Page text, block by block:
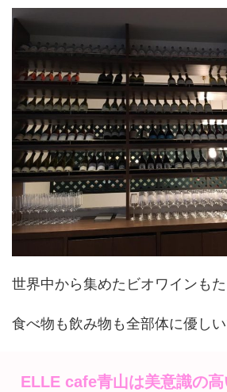
世界中から集めたビオワインもた
食べ物も飲み物も全部体に優し
ELLE cafe青山は美意識の